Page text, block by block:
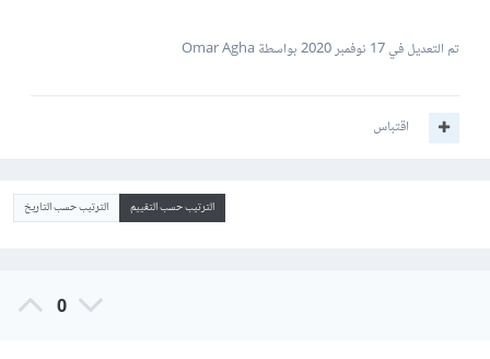
تم التعديل في17 نوفمبر 2020 بواسطة Omar Agha
اقتباس
الترتيب حسب التقييم الترتيب حسب التاريخ
0